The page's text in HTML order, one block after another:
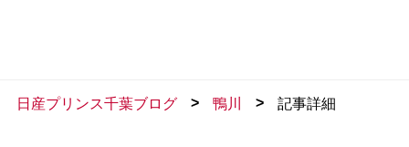
日産プリンス千葉ブログ > 鴨川 > 記事詳細